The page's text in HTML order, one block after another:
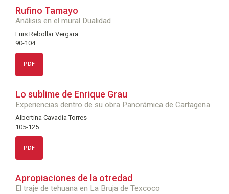
Rufino Tamayo
Análisis en el mural Dualidad
Luis Rebollar Vergara
90-104
PDF
Lo sublime de Enrique Grau
Experiencias dentro de su obra Panorámica de Cartagena
Albertina Cavadia Torres
105-125
PDF
Apropiaciones de la otredad
El traje de tehuana en La Bruja de Texcoco